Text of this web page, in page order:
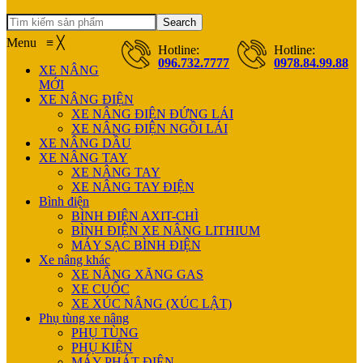
Search
Hotline:
096.732.7777
Hotline:
0978.84.99.88
Menu ≡ ╳
XE NÂNG
MỚI
XE NÂNG ĐIỆN
XE NÂNG ĐIỆN ĐỨNG LÁI
XE NÂNG ĐIỆN NGỒI LÁI
XE NÂNG DẦU
XE NÂNG TAY
XE NÂNG TAY
XE NÂNG TAY ĐIỆN
Bình điện
BÌNH ĐIỆN AXIT-CHÌ
BÌNH ĐIỆN XE NÂNG LITHIUM
MÁY SẠC BÌNH ĐIỆN
Xe nâng khác
XE NÂNG XĂNG GAS
XE CUỐC
XE XÚC NÂNG (XÚC LẬT)
Phụ tùng xe nâng
PHỤ TÙNG
PHỤ KIỆN